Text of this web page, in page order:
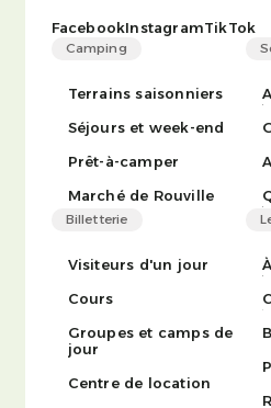
FacebookInstagramTikTok
Camping
Terrains saisonniers
Séjours et week-end
Prêt-à-camper
Marché de Rouville
Billetterie
Visiteurs d'un jour
Cours
Groupes et camps de
jour
Centre de location